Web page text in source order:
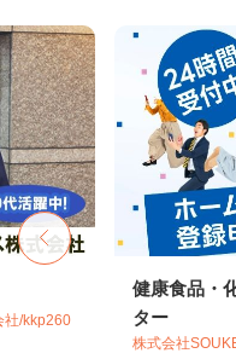
社/kkp260
健康食品・
ター
株式会社